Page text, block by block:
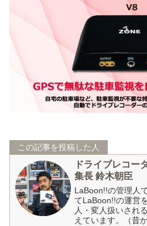
この記事を投稿した人
ドライブレコー
集長 鈴木朝臣
LaBoon!!の管理人
てLaBoon!!の運営
人・変人扱いされ
えています。（昔か